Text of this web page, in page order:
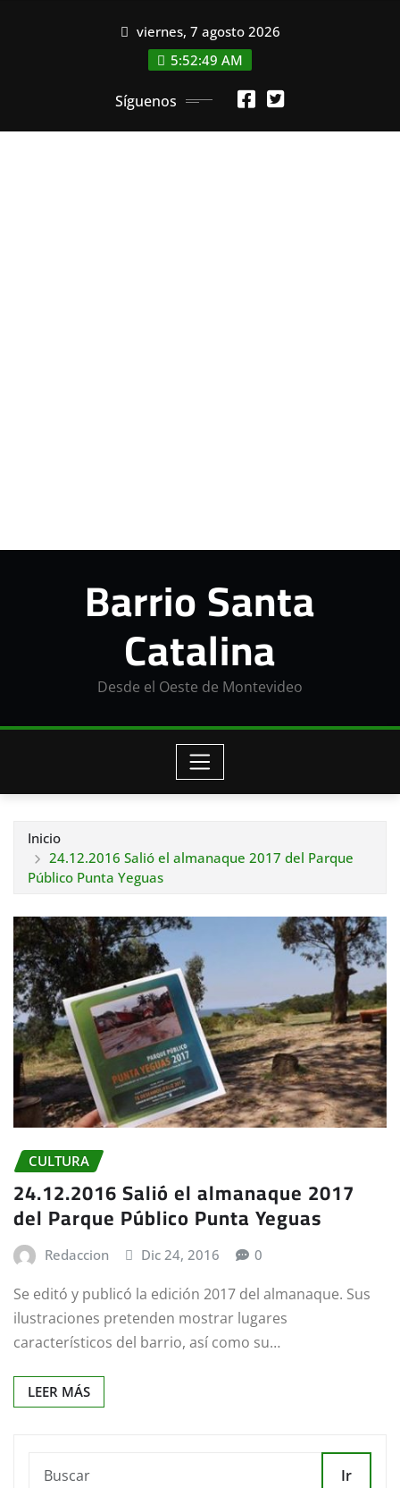
viernes, 7 agosto 2026
5:52:49 AM
Síguenos
Barrio Santa
Catalina
Desde el Oeste de Montevideo
Inicio
24.12.2016 Salió el almanaque 2017 del Parque
Público Punta Yeguas
CULTURA
24.12.2016 Salió el almanaque 2017
del Parque Público Punta Yeguas
Redaccion Dic 24, 2016 0
Se editó y publicó la edición 2017 del almanaque. Sus
ilustraciones pretenden mostrar lugares
característicos del barrio, así como su…
LEER MÁS
Ir